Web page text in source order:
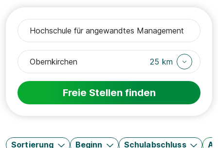
25 km
Freie Stellen finden
Sortierung Beginn Schulabschluss